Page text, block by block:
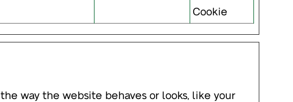
Cookie
way the website behaves or looks, like your